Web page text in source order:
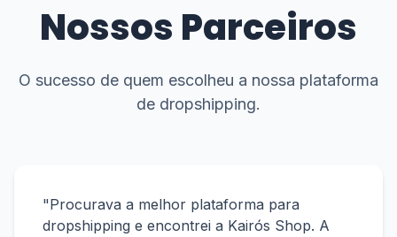
Nossos Parceiros
O sucesso de quem escolheu a nossa plataforma
de dropshipping.
"Procurava a melhor plataforma para
dropshipping e encontrei a Kairós Shop. A